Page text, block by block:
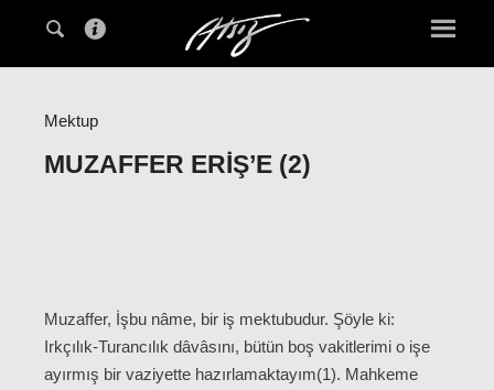
Mektup
MUZAFFER ERIŞ’E (2)
Muzaffer, İşbu nâme, bir iş mektubudur. Şöyle ki:
Irkçılık-Turancılık dâvâsını, bütün boş vakitlerimi o işe
ayırmış bir vaziyette hazırlamaktayım(1). Mahkeme